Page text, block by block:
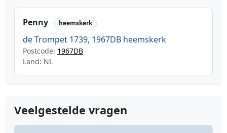
Penny heemskerk
de Trompet 1739, 1967DB heemskerk
Postcode: 1967DB
Land: NL
Veelgestelde vragen